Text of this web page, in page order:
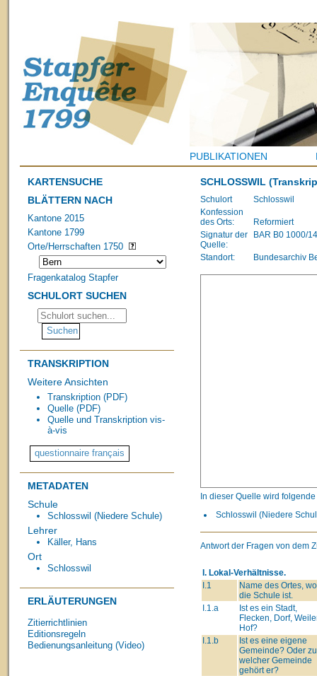
PUBLIKATIONEN
KARTENSUCHE
BLÄTTERN NACH
Kantone 2015
Kantone 1799
Orte/Herrschaften 1750
Fragenkatalog Stapfer
SCHULORT SUCHEN
TRANSKRIPTION
Weitere Ansichten
Transkription (PDF)
Quelle (PDF)
Quelle und Transkription vis-
à-vis
METADATEN
Schule
Schlosswil (Niedere Schule)
Lehrer
Käller, Hans
Ort
Schlosswil
ERLÄUTERUNGEN
Zitierrichtlinien
Editionsregeln
Bedienungsanleitung (Video)
SCHLOSSWIL
Schulort
Schlosswil
Konfession
des Orts:
Reformiert
Signatur der
Quelle:
BAR B0 1000/
Standort: Bundesarchiv
In dieser Quelle wird
Schlosswil (Niedere
Antwort der Fragen von dem
I. Lokal-Verhältnisse.
I.1
Name des Ortes, wo
die Schule ist.
I.1.a
Ist es ein Stadt,
Flecken, Dorf,
Hof?
I.1.b
Ist es eine eigene
Gemeinde? Oder zu
welcher Gemeinde
gehört er?